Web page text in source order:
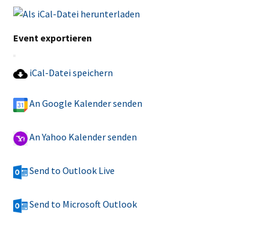
Event exportieren
iCal-Datei speichern
An Google Kalender senden
An Yahoo Kalender senden
Send to Outlook Live
Send to Microsoft Outlook